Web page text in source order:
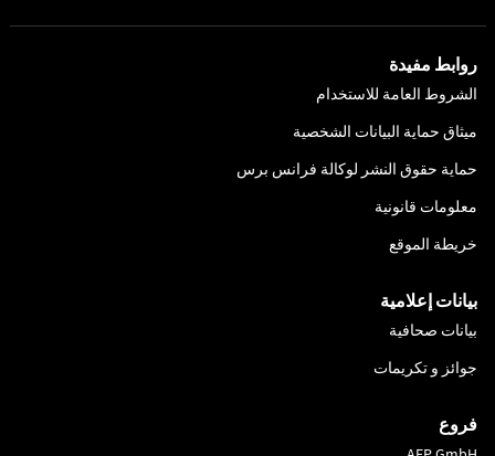
روابط مفيدة
الشروط العامة للاستخدام
ميثاق حماية البيانات الشخصية
حماية حقوق النشر لوكالة فرانس برس
معلومات قانونية
خريطة الموقع
بيانات إعلامية
بيانات صحافية
جوائز و تكريمات
فروع